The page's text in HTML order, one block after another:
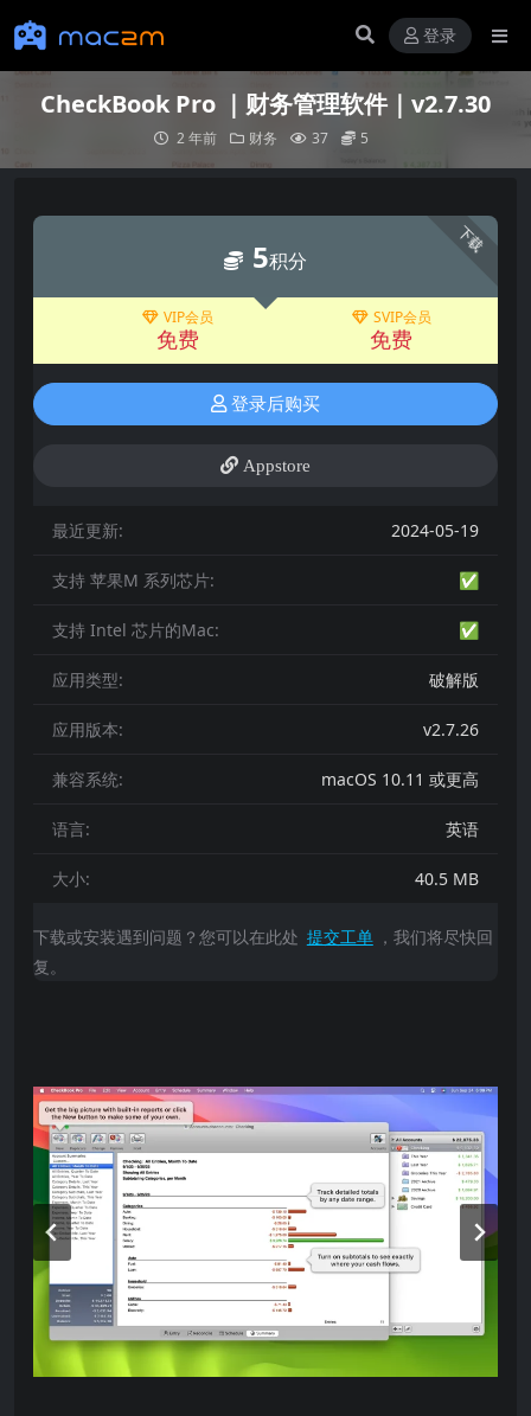
登录
CheckBook Pro ｜财务管理软件｜v2.7.30
2 年前 财务 37 5
下载
5积分
VIP会员
免费
SVIP会员
免费
登录后购买
Appstore
最近更新: 2024-05-19
支持 苹果M 系列芯片: ✅
支持 Intel 芯片的Mac: ✅
应用类型: 破解版
应用版本: v2.7.26
兼容系统: macOS 10.11 或更高
语言: 英语
大小: 40.5 MB
下载或安装遇到问题？您可以在此处 提交工单 ，我们将尽快回
复。